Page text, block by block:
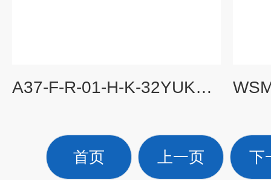
A37-F-R-01-H-K-32YUKEN双联叶片泵安装和工作
首页 上一页 下